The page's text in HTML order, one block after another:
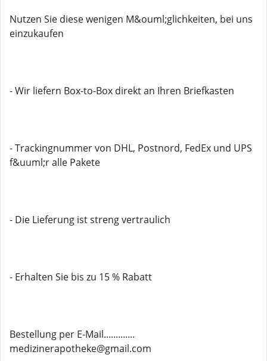
Nutzen Sie diese wenigen M&ouml;glichkeiten, bei uns
einzukaufen
- Wir liefern Box-to-Box direkt an Ihren Briefkasten
- Trackingnummer von DHL, Postnord, FedEx und UPS
f&uuml;r alle Pakete
- Die Lieferung ist streng vertraulich
- Erhalten Sie bis zu 15 % Rabatt
Bestellung per E-Mail.............
medizinerapotheke@gmail.com